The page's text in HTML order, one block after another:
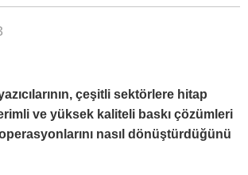
çeşitli sektörlere hitap
ve yüksek kaliteli baskı çözümleri
nasıl dönüştürdüğünü